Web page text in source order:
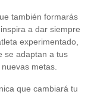
también formarás
a dar siempre
experimentado,
se adaptan a tus
metas.
que cambiará tu